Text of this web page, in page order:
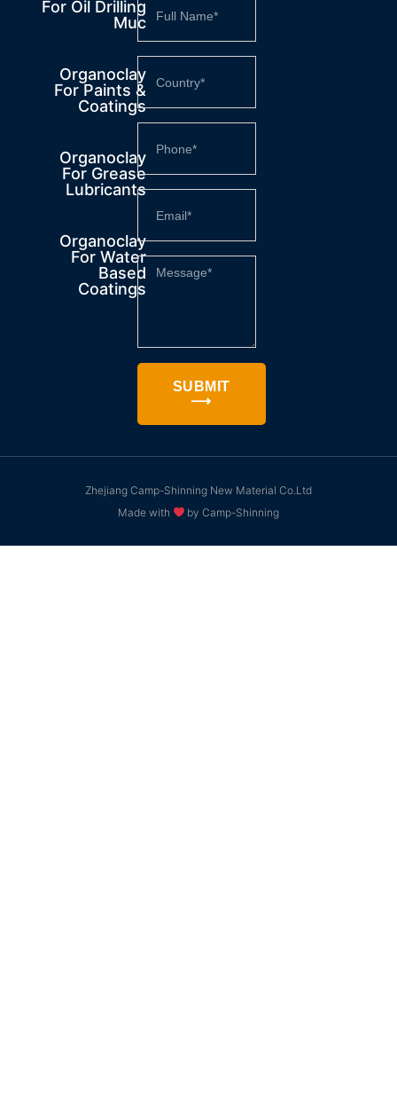
For Oil Drilling
Muc
Organoclay
For Paints &
Coatings
Organoclay
For Grease
Lubricants
Organoclay
For Water
Based
Coatings
SUBMIT
⟶
Zhejiang Camp-Shinning New Material Co.Ltd
Made with
by Camp-Shinning